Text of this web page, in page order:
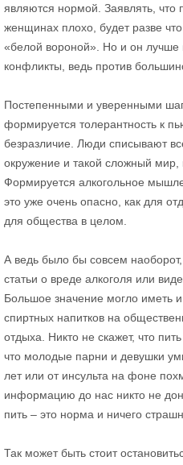
являются нормой. Заявлять, что
женщинах плохо, будет разве
«белой вороной». Но и он лучше
конфликты, ведь против
Постепенными и уверенными
формируется толерантность к
безразличие. Люди списывают
окружение и такой сложный мир,
Формируется алкогольное
это уже очень опасно, как для
для общества в целом.
А ведь было бы совсем
статьи о вреде алкоголя или
Большое значение могло иметь
спиртных напитков на
отдыха. Никто не скажет, что
что молодые парни и девушки
лет или от инсульта на фоне
информацию до нас никто не
пить – это норма и ничего
Так может быть стоит